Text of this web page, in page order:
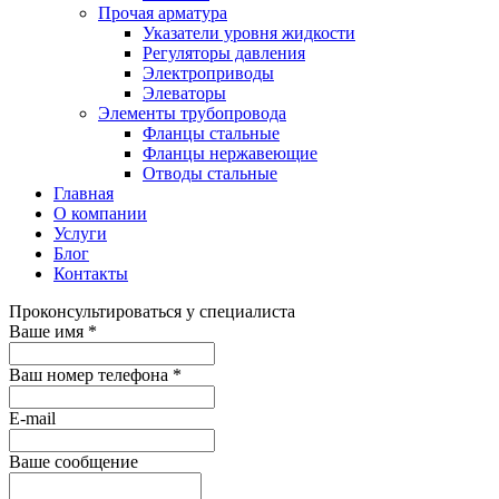
Прочая арматура
Указатели уровня жидкости
Регуляторы давления
Электроприводы
Элеваторы
Элементы трубопровода
Фланцы стальные
Фланцы нержавеющие
Отводы стальные
Главная
О компании
Услуги
Блог
Контакты
Проконсультироваться у специалиста
Ваше имя *
Ваш номер телефона *
E-mail
Ваше сообщение